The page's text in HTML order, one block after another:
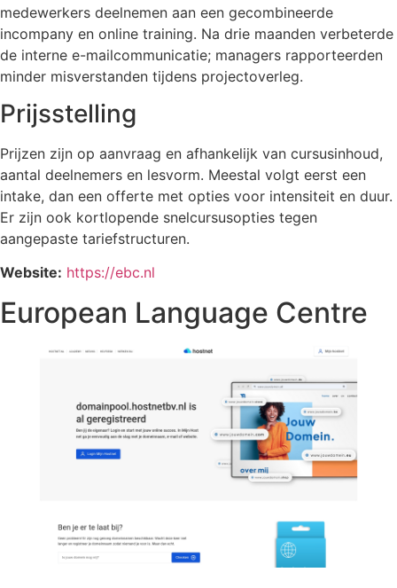
medewerkers deelnemen aan een gecombineerde
incompany en online training. Na drie maanden verbeterde
de interne e-mailcommunicatie; managers rapporteerden
minder misverstanden tijdens projectoverleg.
Prijsstelling
Prijzen zijn op aanvraag en afhankelijk van cursusinhoud,
aantal deelnemers en lesvorm. Meestal volgt eerst een
intake, dan een offerte met opties voor intensiteit en duur.
Er zijn ook kortlopende snelcursusopties tegen
aangepaste tariefstructuren.
Website: https://ebc.nl
European Language Centre